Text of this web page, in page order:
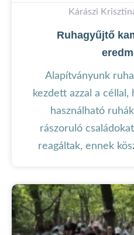
Ruhagyűjtő
Alapítványunk
kezdett azzal a
használható
rászoruló
reagáltak, ennek
Kárászi